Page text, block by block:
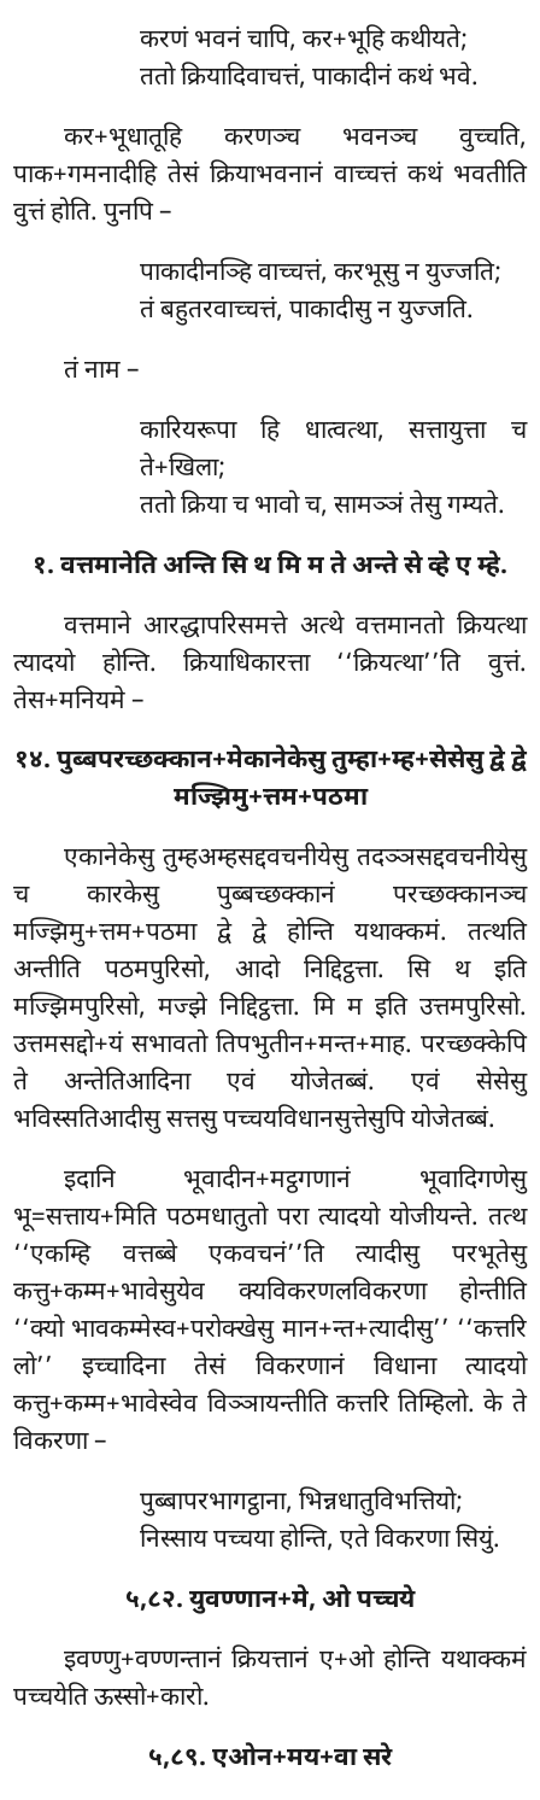
करणं भवनं चापि, कर+भूहि कथीयते;
ततो क्रियादिवाचत्तं, पाकादीनं कथं भवे.
कर+भूधातूहि करणञ्च भवनञ्च वुच्चति,
पाक+गमनादीहि तेसं क्रियाभवनानं वाच्चत्तं कथं भवतीति
वुत्तं होति. पुनपि –
पाकादीनञ्हिवाच्चत्तं, करभूसु न युज्जति;
तं बहुतरवाच्चत्तं, पाकादीसु न युज्जति.
तं नाम –
कारियरूपा हि धात्वत्था, सत्तायुत्ता च
ते+खिला;
ततो क्रिया च भावो च, सामञ्ञं तेसु गम्यते.
१. वत्तमानेति अन्ति सि थ मि म ते अन्ते से व्हे ए म्हे.
वत्तमाने आरद्धापरिसमत्ते अत्थे वत्तमानतो क्रियत्था
त्यादयो होन्ति. क्रियाधिकारत्ता ‘‘क्रियत्था’’ति वुत्तं.
तेस+मनियमे –
१४. पुब्बपरच्छक्कान+मेकानेकेसु तुम्हा+म्ह+सेसेसु द्वे द्वे
मज्झिमु+त्तम+पठमा
एकानेकेसु तुम्हअम्हसद्दवचनीयेसु तदञ्ञसद्दवचनीयेसु
च कारकेसु पुब्बच्छक्कानं परच्छक्कानञ्च
मज्झिमु+त्तम+पठमा द्वे द्वे होन्ति यथाक्कमं. तत्थति
अन्तीति पठमपुरिसो, आदो निद्दिट्ठत्ता. सि थ इति
मज्झिमपुरिसो, मज्झे निद्दिट्ठत्ता. मि म इति उत्तमपुरिसो.
उत्तमसद्दो+यं सभावतो तिपभुतीन+मन्त+माह. परच्छक्केपि
ते अन्तेतिआदिना एवं योजेतब्बं. एवं सेसेसु
भविस्सतिआदीसु सत्तसु पच्चयविधानसुत्तेसुपि योजेतब्बं.
इदानि भूवादीन+मट्ठगणानं भूवादिगणेसु
भू=सत्ताय+मिति पठमधातुतो परा त्यादयो योजीयन्ते. तत्थ
‘‘एकम्हि वत्तब्बे एकवचनं’’ति त्यादीसु परभूतेसु
कत्तु+कम्म+भावेसुयेव क्यविकरणलविकरणा होन्तीति
‘‘क्यो भावकम्मेस्व+परोक्खेसु मान+न्त+त्यादीसु’’ ‘‘कत्तरि
लो’’ इच्चादिना तेसं विकरणानं विधाना त्यादयो
कत्तु+कम्म+भावेस्वेव विञ्ञायन्तीति कत्तरि तिम्हिलो. के ते
विकरणा –
पुब्बापरभागट्ठाना, भिन्नधातुविभत्तियो;
निस्साय पच्चया होन्ति, एते विकरणा सियुं.
५,८२. युवण्णान+मे, ओ पच्चये
इवण्णु+वण्णन्तानं क्रियत्तानं ए+ओ होन्ति यथाक्कमं
पच्चयेति ऊस्सो+कारो.
५,८९. एओन+मय+वा सरे